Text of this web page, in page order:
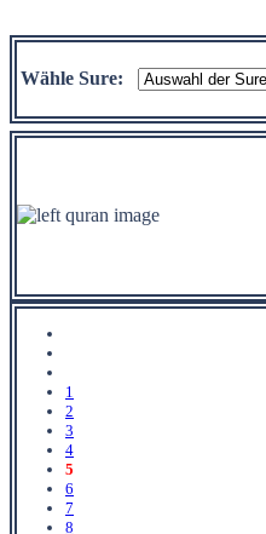
Wähle Sure:
1
2
3
4
5
6
7
8